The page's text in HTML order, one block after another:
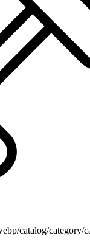
catalog/category/